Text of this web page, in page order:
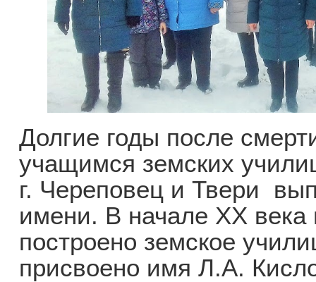
Долгие годы после
учащимся земских
г. Череповец и Твери
имени. В начале XX
построено земское
присвоено имя Л.А.